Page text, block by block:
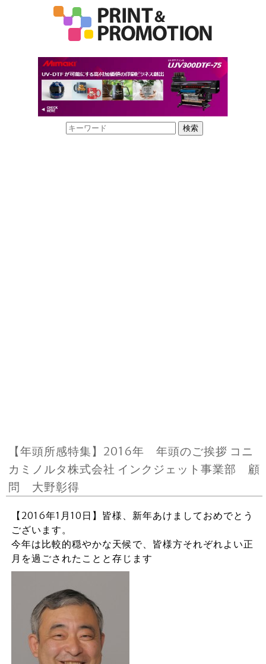
【年頭所感特集】2016年 年頭のご挨拶 コニ
カミノルタ株式会社 インクジェット事業部 顧
問 大野彰得
【2016年1月10日】皆様、新年あけましておめでとう
ございます。
今年は比較的穏やかな天候で、皆様方それぞれよい正
月を過ごされたことと存じます